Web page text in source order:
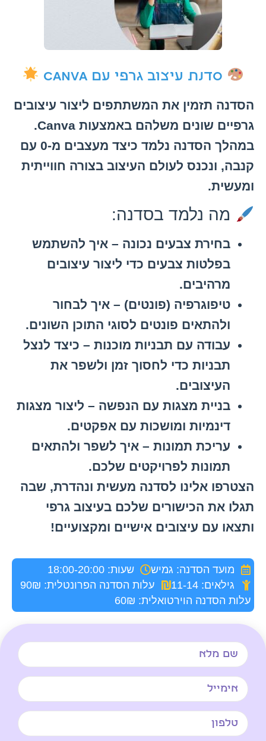
סדנת עיצוב גרפי עם Canva
הסדנה תזמין את המשתתפים ליצור עיצובים
גרפיים שונים משלהם באמצעות Canva
.
במהלך הסדנה נלמד כיצד מעצבים מ-0 עם
קנבה, ונכנס לעולם העיצוב בצורה חווייתית
ומעשית.
מה נלמד בסדנה:
בחירת צבעים נכונה – איך להשתמש
בפלטות צבעים כדי ליצור עיצובים
מרהיבים.
טיפוגרפיה (פונטים) – איך לבחור
ולהתאים פונטים לסוגי התוכן השונים.
עבודה עם תבניות מוכנות – כיצד לנצל
תבניות כדי לחסוך זמן ולשפר את
העיצובים.
בניית מצגות עם הנפשה – ליצור מצגות
דינמיות ומושכות עם אפקטים.
עריכת תמונות – איך לשפר ולהתאים
תמונות לפרויקטים שלכם.
הצטרפו אלינו לסדנה מעשית ונהדרת, שבה
תגלו את הכישורים שלכם בעיצוב גרפי
ותצאו עם עיצובים אישיים ומקצועיים!
מועד הסדנה: גמיש
שעות: 18:00-20:00
גילאים: 11-14
עלות הסדנה הפרונטלית: 90₪
עלות הסדנה הוירטואלית: 60₪